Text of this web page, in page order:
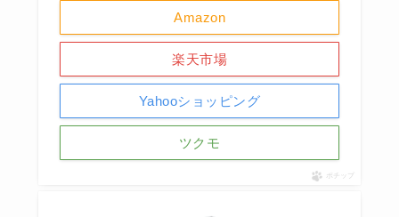
Amazon
楽天市場
Yahooショッピング
ツクモ
ポチップ